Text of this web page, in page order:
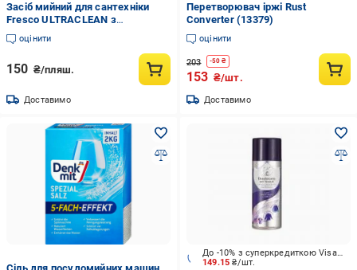
Засіб мийний для сантехніки
Fresco ULTRACLEAN з
розпискувачем 1 л (20798010)
оцінити
150 ₴/пляш.
Доставимо
Перетворювач іржi Rust
Converter (13379)
оцінити
203 -50 ₴
153 ₴/шт.
Доставимо
149.15₴/шт.
До -10% з суперкредиткою Visa Вигода